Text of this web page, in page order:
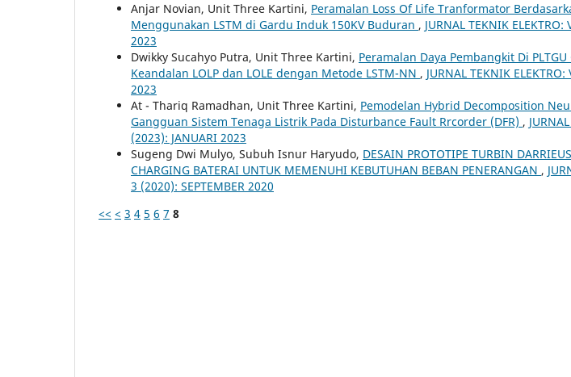
Anjar Novian, Unit Three Kartini, Peramalan Loss Of Life Tranformator
Menggunakan LSTM di Gardu Induk 150KV Buduran , JURNAL TEKNIK
2023
Dwikky Sucahyo Putra, Unit Three Kartini, Peramalan Daya Pembangkit Di
Keandalan LOLP dan LOLE dengan Metode LSTM-NN , JURNAL TEKNIK
2023
At - Thariq Ramadhan, Unit Three Kartini, Pemodelan Hybrid Decomposition
Gangguan Sistem Tenaga Listrik Pada Disturbance Fault Rrcorder (DFR) ,
(2023): JANUARI 2023
Sugeng Dwi Mulyo, Subuh Isnur Haryudo, DESAIN PROTOTIPE TURBIN
CHARGING BATERAI UNTUK MEMENUHI KEBUTUHAN BEBAN PENERANGAN ,
3 (2020): SEPTEMBER 2020
<< < 3 4 5 6 7 8